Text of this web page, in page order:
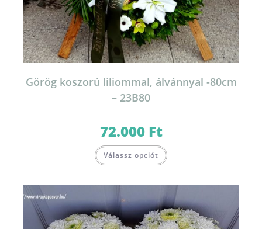
Görög koszorú liliommal, álvánnyal -80cm
– 23B80
72.000 Ft
Válassz opciót